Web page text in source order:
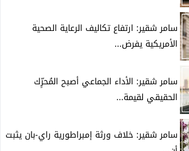
سامر شقير: ارتفاع تكاليف الرعاية الصحية
الأمريكية يفرض...
سامر شقير: الأداء الجماعي أصبح المُحرِّك
الحقيقي لقيمة...
سامر شقير: خلاف ورثة إمبراطورية راي-بان يثبت